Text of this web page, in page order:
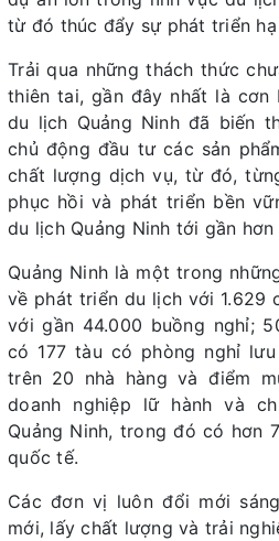
từ đó thúc đẩy sự phát triển
Trải qua những thách thức
thiên tai, gần đây nhất là cơn
du lịch Quảng Ninh đã biến
chủ động đầu tư các sản
chất lượng dịch vụ, từ đó,
phục hồi và phát triển bền
du lịch Quảng Ninh tới gần
Quảng Ninh là một trong
về phát triển du lịch với 1.629
với gần 44.000 buồng nghỉ;
có 177 tàu có phòng nghỉ
trên 20 nhà hàng và điểm
doanh nghiệp lữ hành và
Quảng Ninh, trong đó có hơn
quốc tế.
Các đơn vị luôn đổi mới
mới, lấy chất lượng và trải